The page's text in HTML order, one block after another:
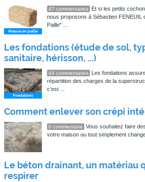
47 commentaires
Et si les petits
nous proposons à Sébastien FENEUIL
Paille" ...
Les fondations (étude de sol,
sanitaire, hérisson, ...)
44 commentaires
Les fondations
répartition des charges de la
c’est ...
Comment enlever son crépi
0 commentaire
Vous souhaitez faire
votre maison ou tout simplement
Le béton drainant, un matériau
respirer